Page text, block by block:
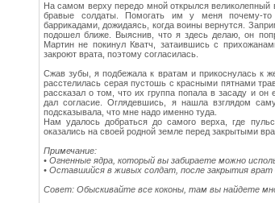
На самом верху передо мной открылся великолепный
бравые солдаты. Помогать им у меня почему-
баррикадами, дожидаясь, когда воины вернутся.
подошел ближе. Выяснив, что я здесь делаю, он
Мартин не покинул Кватч, затаившись с
закроют врата, поэтому согласилась.
Сжав зубы, я подбежала к вратам и прикоснулась к
расстелилась серая пустошь с красными пятнами
рассказал о том, что их группа попала в засаду и
дал согласие. Оглядевшись, я нашла взглядом
подсказывала, что мне надо именно туда.
Нам удалось добраться до самого верха, где
оказались на своей родной земле перед закрытыми
Примечание:
• Огненные ядра, который вы забираете можно
• Оставшийся в живых солдат, после закрытия врат
Совет: Обыскивайте все коконы, там вы найдете